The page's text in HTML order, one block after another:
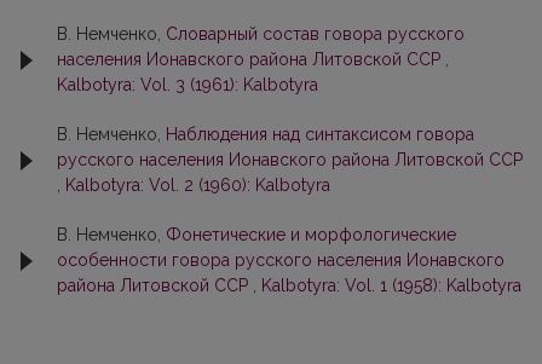
В. Немченко, Словарный состав говора русского
населения Ионавского района Литовской ССР
Kalbotyra: Vol. 3 (1961): Kalbotyra
В. Немченко,
Наблюдения над синтаксисом говора
русского населения Ионавского района Литовской ССР
Kalbotyra: Vol. 2 (1960): Kalbotyra
В. Немченко, Фонетические и морфологические
особенности говора русского населения Ионавского
района Литовской ССР
Kalbotyra: Vol. 1 (1958): Kalbotyra